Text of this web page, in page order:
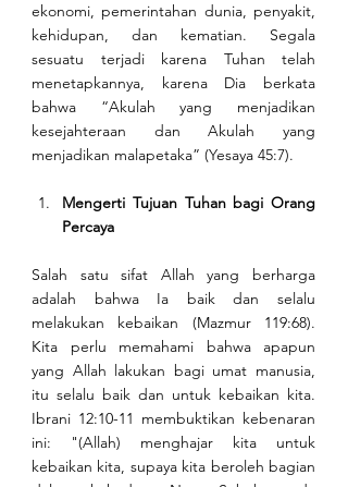
ekonomi, pemerintahan dunia, penyakit,
kehidupan, dan kematian. Segala
sesuatu terjadi karena Tuhan telah
menetapkannya, karena Dia berkata
bahwa “Akulah yang menjadikan
kesejahteraan dan Akulah yang
menjadikan malapetaka” (Yesaya 45:7).
Mengerti Tujuan Tuhan bagi Orang
Percaya
Salah satu sifat Allah yang berharga
adalah bahwa Ia baik dan selalu
melakukan kebaikan (Mazmur 119:68).
Kita perlu memahami bahwa apapun
yang Allah lakukan bagi umat manusia,
itu selalu baik dan untuk kebaikan kita.
Ibrani 12:10-11 membuktikan kebenaran
ini: "(Allah) menghajar kita untuk
kebaikan kita, supaya kita beroleh bagian